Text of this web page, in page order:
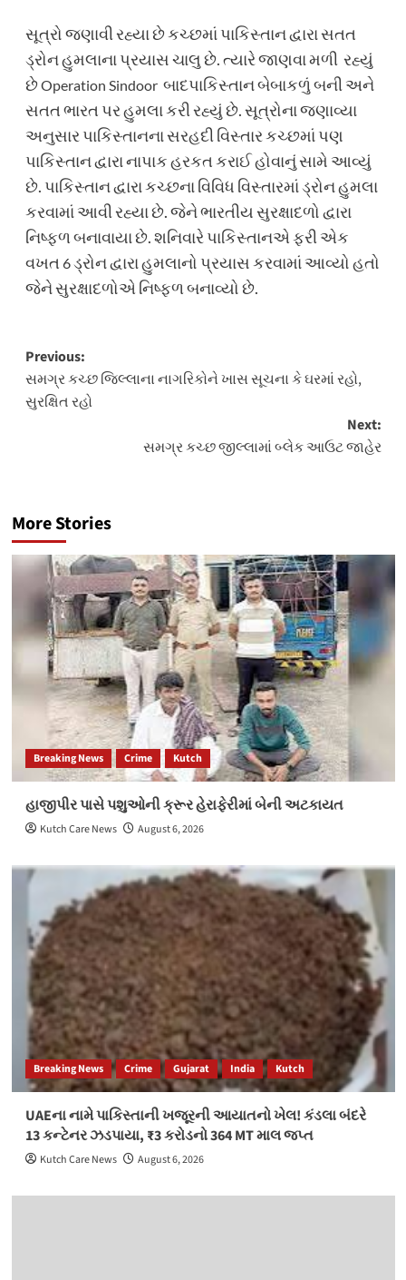
સૂત્રો જણાવી રહ્યા છેકચ્છમાં પાકિસ્તાન દ્વારા સતત
ડ્રોન હુમલાના પ્રયાસચાલુછે.ત્યારે જાણવા મળી રહ્યું
છેOperation Sindoor બાદપાકિસ્તાન બેબાકળુંબનીઅને
સતત ભારત પર હુમલા કરી રહ્યું છે.સૂત્રોના જણાવ્યા
અનુસારપાકિસ્તાનના સરહદી વિસ્તાર કચ્છમાં પણ
પાકિસ્તાન દ્વારા નાપાક હરકતકરાઈ હોવાનું સામે આવ્યું
છે. પાકિસ્તાન દ્વારા કચ્છના વિવિધ વિસ્તારમાં ડ્રોન હુમલા
કરવામાં આવી રહ્યા છે.જેને ભારતીય સુરક્ષાદળો દ્વારા
નિષ્ફળબનાવાયા છે.શનિવારે પાકિસ્તાનએફરી એક
વખત 6ડ્રોન દ્વારા હુમલાનો પ્રયાસ કરવામાં આવ્યો હતો
જેને સુરક્ષાદળોએ નિષ્ફળ બનાવ્યોછે.
Post
navigation
Previous:
સમગ્ર કચ્છ જિલ્લાના નાગરિકોને ખાસ સૂચના કે ઘરમાં રહો,
સુરક્ષિત રહો
Next:
સમગ્ર કચ્છ જીલ્લામાં બ્લેક આઉટ જાહેર
More Stories
Breaking News Crime Kutch
હાજીપીર પાસે પશુઓની ક્રૂર હેરાફેરીમાં બેની અટકાયત
Kutch Care News August 6, 2026
Breaking News Crime Gujarat India Kutch
UAEના નામે પાકિસ્તાની ખજૂરની આયાતનો ખેલ! કંડલા બંદરે
13 કન્ટેનર ઝડપાયા, ₹3 કરોડનો 364 MT માલ જપ્ત
Kutch Care News August 6, 2026